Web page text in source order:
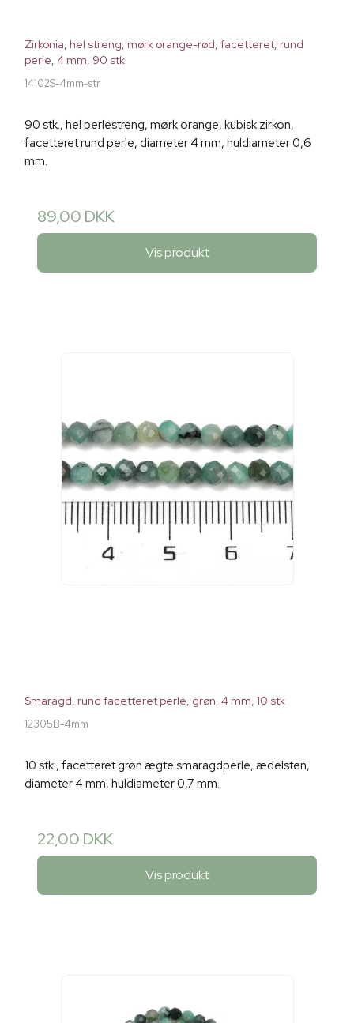
Zirkonia, hel streng, mørk orange-rød, facetteret, rund
perle, 4 mm, 90 stk
14102S-4mm-str
90 stk., hel perlestreng, mørk orange, kubisk zirkon,
facetteret rund perle, diameter 4 mm, huldiameter 0,6
mm.
89,00 DKK
Vis produkt
Smaragd, rund facetteret perle, grøn, 4 mm, 10 stk
12305B-4mm
10 stk., facetteret grøn ægte smaragdperle, ædelsten,
diameter 4 mm, huldiameter 0,7 mm.
22,00 DKK
Vis produkt